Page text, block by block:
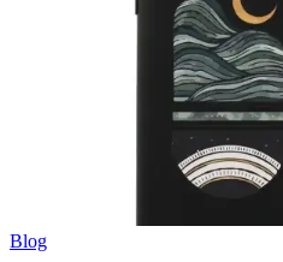
Blog